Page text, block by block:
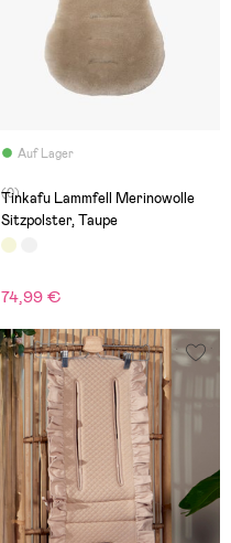
Auf Lager
(0)
Tinkafu Lammfell Merinowolle
Sitzpolster, Taupe
74,99 €